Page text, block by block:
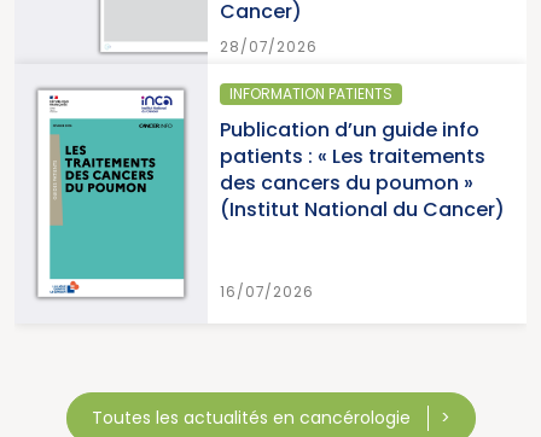
guide info
traitements
du poumon »
du Cancer)
Parution du
cancers en
2026
Cancer)
Toutes les actualités en cancérologie